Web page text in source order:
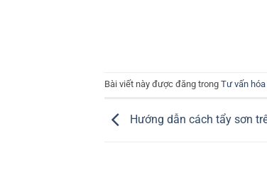
Bài viết này được đăng trong Tư vấn
Hướng dẫn cách tẩy sơn